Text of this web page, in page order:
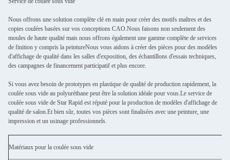
Nous offrons une solution complète clé en main pour créer des motifs maîtres et des
copies coulées basées sur vos conceptions CAO.Nous faisons non seulement des
moules de haute qualité mais nous offrons également une gamme complète de services
de finition y compris la peintureNous vous aidons à créer des pièces pour des modèles
d'affichage de qualité dans les salles d'exposition, des échantillons d'essais techniques,
des campagnes de financement participatif et plus encore.
Si vous avez besoin de prototypes en plastique de qualité de production rapidement, la
coulée sous vide au polyuréthane peut être la solution idéale pour vous.Le service de
coulée sous vide de Star Rapid est réputé pour la production de modèles d'affichage de
qualité de salon.Et bien sûr, toutes vos pièces sont finalisées avec une peinture, une
impression et un usinage professionnels.
Matériaux pour la coulée sous vide